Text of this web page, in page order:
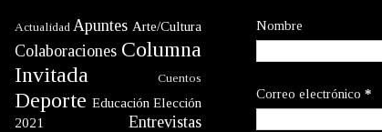
Actualidad Apuntes Arte/Cultura
Colaboraciones Columna
Invitada
Cuentos
Deporte Educación Elección
2021
Entrevistas
Nombre
Correo electrónico *